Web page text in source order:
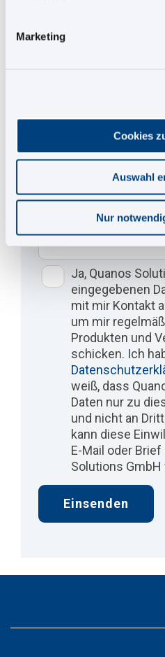
Marketing
Cookies
Auswahl
Nur
E-Mail
Tätigkeitsbereich*
Ja, Quanos
eingegebenen
mit mir Kontakt
um mir
Produkten und
schicken. Ich
weiß, dass
Daten nur zu
und nicht an
kann diese
E-Mail oder Brief
Solutions